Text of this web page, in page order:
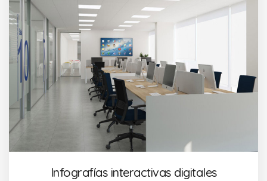
Infografías interactivas digitales